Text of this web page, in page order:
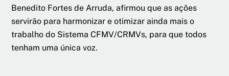
Benedito Fortes de Arruda, afirmou que as ações
servirão para harmonizar e otimizar ainda mais o
trabalho do Sistema CFMV/CRMVs, para que todos
tenham uma única voz.